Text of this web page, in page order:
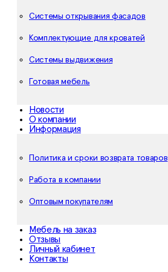
Системы открывания фасадов
Комплектующие для кроватей
Системы выдвижения
Готовая мебель
Новости
О компании
Информация
Политика и сроки возврата товаров
Работа в компании
Оптовым покупателям
Мебель на заказ
Отзывы
Личный кабинет
Контакты